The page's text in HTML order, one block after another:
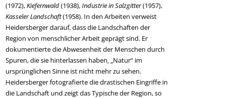
(1972),Kiefernwald(1938),Industrie in Salzgitter(1957),
Kasseler Landschaft(1958). In den Arbeiten verweist
Heidersberger darauf, dass die Landschaften der
Region von menschlicher Arbeit geprägt sind. Er
dokumentierte die Abwesenheit der Menschen durch
Spuren, die sie hinterlassen haben‚ „Natur“ im
ursprünglichen Sinne ist nicht mehr zu sehen.
Heidersberger fotografierte die drastischen Eingriffe in
die Landschaft und zeigt das Typische der Region, so